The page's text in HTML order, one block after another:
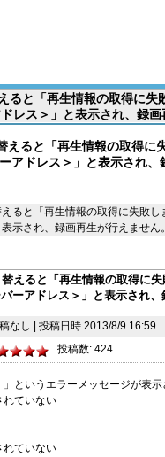
ると「再生情報の取得に
レス＞」と表示され、録
ると「再生情報の取得に
アドレス＞」と表示され、
ると「再生情報の取得に失敗
示され、録画再生が行えませ
えると「再生情報の取得に
ーアドレス＞」と表示され、
なし | 投稿日時 2013/8/9 16:59
投稿数: 424
」というエラーメッセージが表
れていない
れていない